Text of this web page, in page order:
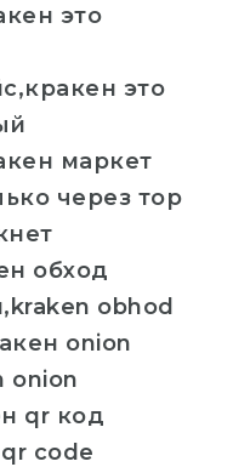
это
это
маркет
через тор
обход
obhod
onion
onion
qr код
code